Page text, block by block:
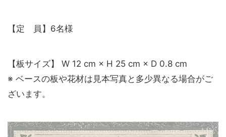
【定 員】6名様
【板サイズ】 W 12 cm × H 25 cm × D 0.8 cm
※ ベースの板や花材は見本写真と多少異なる場合がご
ざいます。